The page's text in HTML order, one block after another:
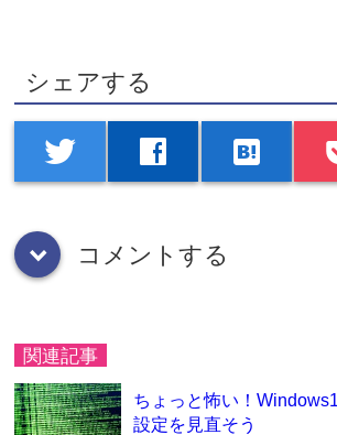
シェアする
twitter facebook hatenabookmark
down コメントする
関連記事
ちょっと怖い！
設定を見直そう